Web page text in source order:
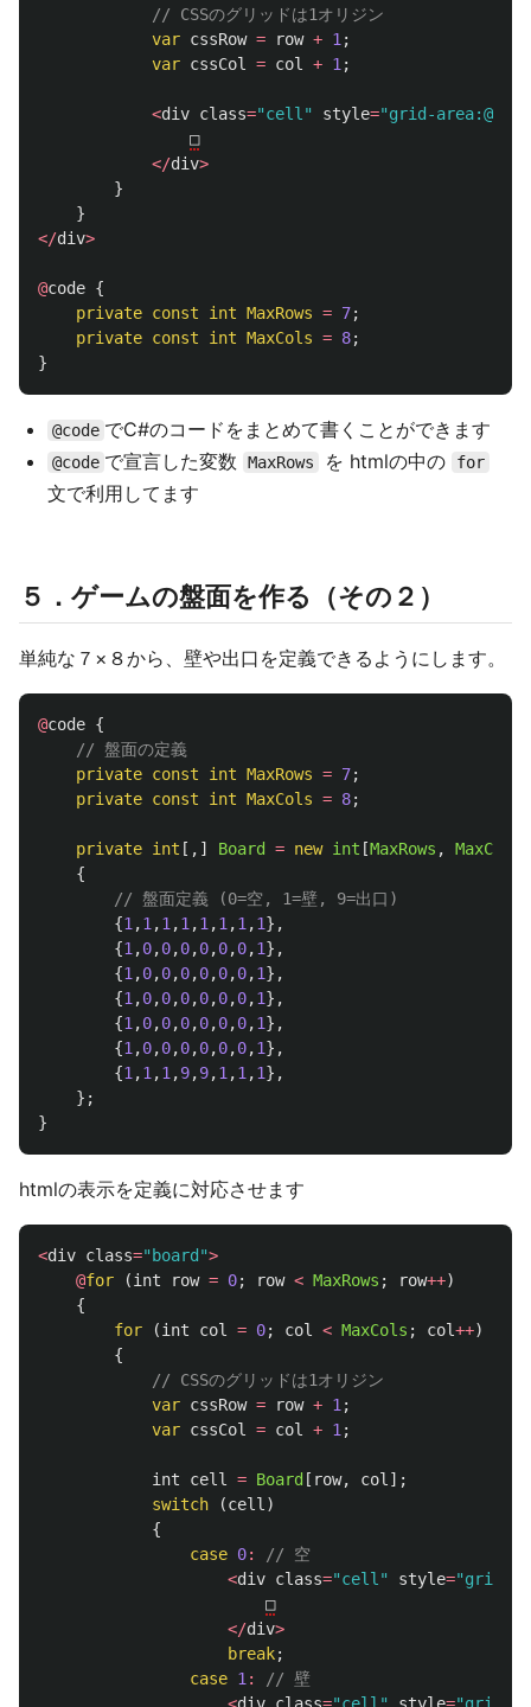
// CSSのグリッドは1オリジン
var cssRow = row + 1 ;
var cssCol = col + 1 ;
<div class="cell" style="grid-
□
</div>
}
}
</div>
@code {
private const int MaxRows = 7;
private const int MaxCols = 8;
}
@code でC#のコードをまとめて書くことができます
@code で宣言した変数 MaxRows を htmlの中の for
文で利用してます
５．ゲームの盤面を作る（その２）
単純な７×８から、壁や出口を定義できるようにします。
@code {
// 盤面の定義
private const int MaxRows = 7;
private const int MaxCols = 8;
private int [,] Board = new int [MaxRows , MaxCols
{
// 盤面定義 (0=空, 1=壁, 9=出口)
{1 ,1 ,1 ,1 ,1 ,1 ,1 ,1},
{1 ,0,0,0,0,0,0,1},
{1 ,0,0,0,0,0,0,1},
{1 ,0,0,0,0,0,0,1},
{1 ,0,0,0,0,0,0,1},
{1 ,0,0,0,0,0,0,1},
{1 ,1 ,1 ,9,9,1 ,1 ,1},
};
}
htmlの表示を定義に対応させます
<div class="board">
@for (int row = 0; row < MaxRows ; row++)
{
for
(int col = 0; col < MaxCols ; col++)
{
// CSSのグリッドは1オリジン
var cssRow = row + 1 ;
var cssCol = col + 1 ;
int cell = Board [ row, col ];
switch
(cell )
{
case 0:
// 空
<div class="cell" style="grid-
□
</div>
break;
case 1 :
// 壁
<div class="cell" style="grid-